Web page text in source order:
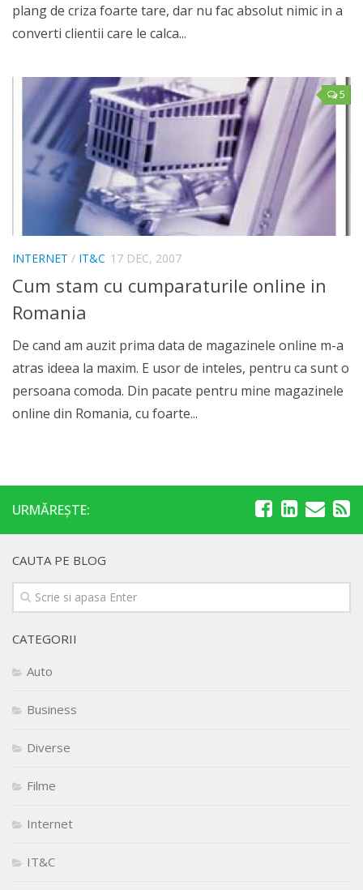
plang de criza foarte tare, dar nu fac absolut nimic in a
converti clientii care le calca...
5
INTERNET / IT&C 17 DEC, 2007
Cum stam cu cumparaturile online in
Romania
De cand am auzit prima data de magazinele online m-a
atras ideea la maxim. E usor de inteles, pentru ca sunt o
persoana comoda. Din pacate pentru mine magazinele
online din Romania, cu foarte...
URMĂREȘTE:
CAUTA PE BLOG
CATEGORII
Auto
Business
Diverse
Filme
Internet
IT&C